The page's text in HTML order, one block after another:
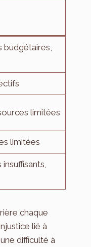
budgétaires,
limitées
limitées
chaque
lié à
difficulté à